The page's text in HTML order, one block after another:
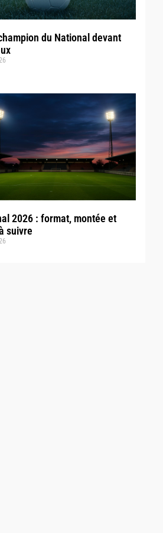
du National devant
2026 : format, montée et
suivre